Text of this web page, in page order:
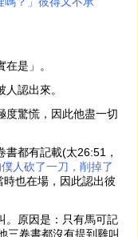
是」。
認出來。
度驚慌，因此他盡一切
書都有記載(太26:51，
僕人砍了一刀，削掉了
也在場，因此認出彼
。原因是：只有馬可記
三卷書都沒有提到雞叫